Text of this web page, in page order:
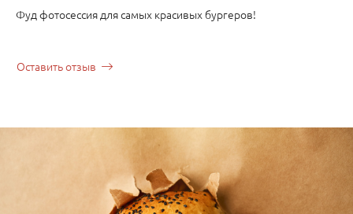
Фуд фотосессия для самых красивых бургеров!
Оставить отзыв